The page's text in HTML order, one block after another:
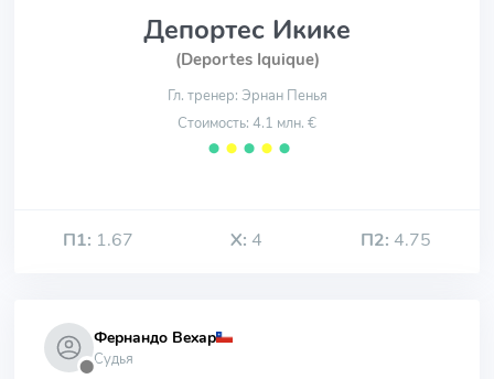
Депортес Икике
(Deportes Iquique)
Гл. тренер: Эрнан Пенья
Стоимость: 4.1 млн. €
⬤ ⬤ ⬤ ⬤ ⬤
П1: 1.67 Х: 4 П2: 4.75
⬤
Фернандо Вехар
Судья